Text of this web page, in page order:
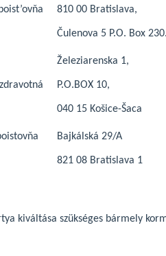
810 00 Bratislava,
Čulenova 5 P.O. Box 230.
Železiarenska 1,
P.O.BOX 10,
040 15 Košice-Šaca
Bajkálská 29/A
821 08 Bratislava 1
kiváltása szükséges bármely